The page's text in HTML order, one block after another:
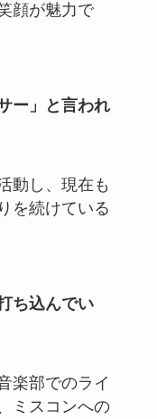
顔が魅力で
ー」と言われ
動し、現在も
を続けている
ち込んでい
楽部でのライ
ミスコンへの